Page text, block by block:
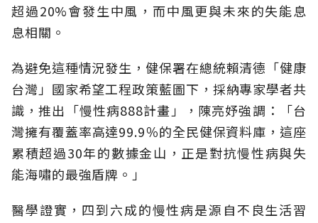
超過20%會發生中風，而中風更與未來的失能息
息相關。
為避免這種情況發生，健保署在總統賴清德「健康
台灣」國家希望工程政策藍圖下，採納專家學者共
識，推出「慢性病888計畫」，陳亮妤強調：「台
灣擁有覆蓋率高達99.9％的全民健保資料庫，這座
累積超過30年的數據金山，正是對抗慢性病與失
能海嘯的最強盾牌。」
醫學證實，四到六成的慢性病是源自不良生活習